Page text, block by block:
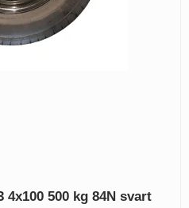
4x100 500 kg 84N svart